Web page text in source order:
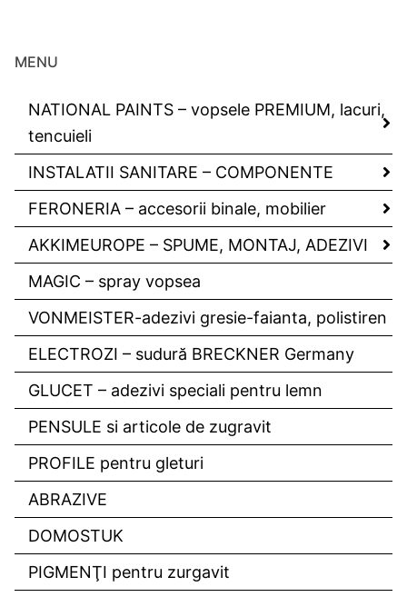
MENU
NATIONAL PAINTS – vopsele PREMIUM, lacuri,
tencuieli
INSTALATII SANITARE – COMPONENTE
FERONERIA – accesorii binale, mobilier
AKKIMEUROPE – SPUME, MONTAJ, ADEZIVI
MAGIC – spray vopsea
VONMEISTER-adezivi gresie-faianta, polistiren
ELECTROZI – sudură BRECKNER Germany
GLUCET – adezivi speciali pentru lemn
PENSULE si articole de zugravit
PROFILE pentru gleturi
ABRAZIVE
DOMOSTUK
PIGMENŢI pentru zurgavit